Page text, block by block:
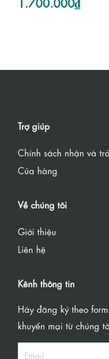
Trợ giúp
Chính sách nhận và
Của hàng
Về chúng tôi
Giới thiệu
Liên hệ
Kênh thông tin
Hãy đăng ký theo
khuyến mại từ chúng